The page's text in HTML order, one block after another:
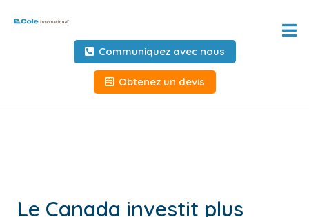
À propos de
Services
Demandez des informations
Communiquez avec nous
Obtenez un devis
Le Canada investit plus